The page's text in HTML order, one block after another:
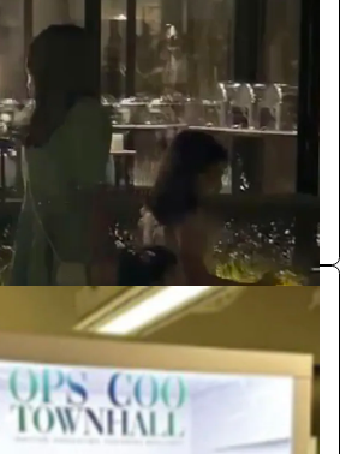
/ اليوم
الرياض
فوتو بوث
التصوير والكاميرات
2200
/ اليوم